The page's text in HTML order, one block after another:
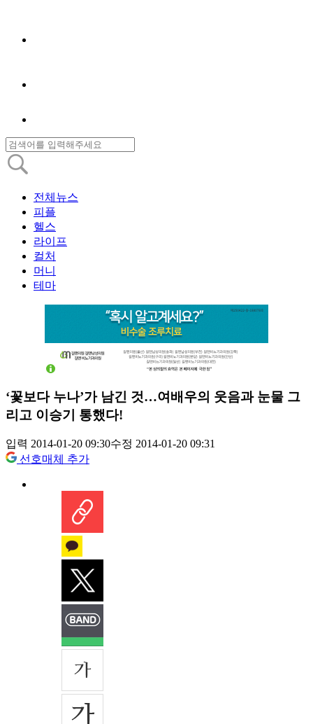
전체뉴스
피플
헬스
라이프
컬처
머니
테마
‘꽃보다 누나’가 남긴 것…여배우의 웃음과 눈물 그
리고 이승기 통했다!
입력 2014-01-20 09:30수정 2014-01-20 09:31
선호매체 추가